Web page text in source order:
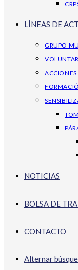
LÍNEAS DE
GRUPO
NOTICIAS
BOLSA DE
CONTACTO
Alternar